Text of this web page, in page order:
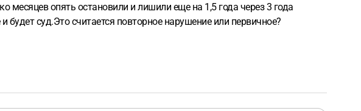
месяцев опять остановили и лишили еще на 1,5 года через 3 года
суд.Это считается повторное нарушение или первичное?